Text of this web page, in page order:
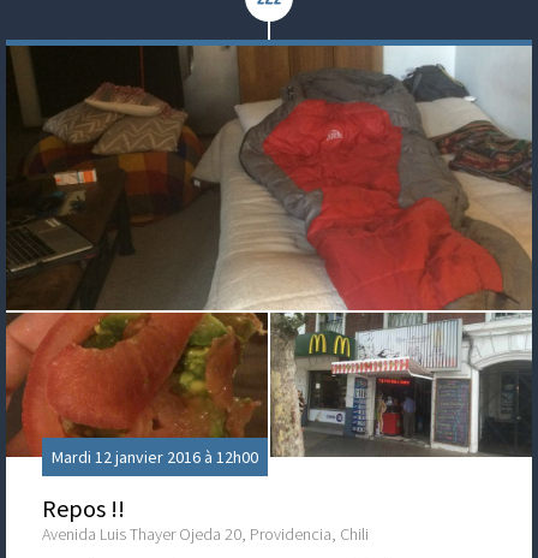
Mardi 12 janvier 2016 à 12h00
Repos !!
Avenida Luis Thayer Ojeda 20, Providencia, Chili